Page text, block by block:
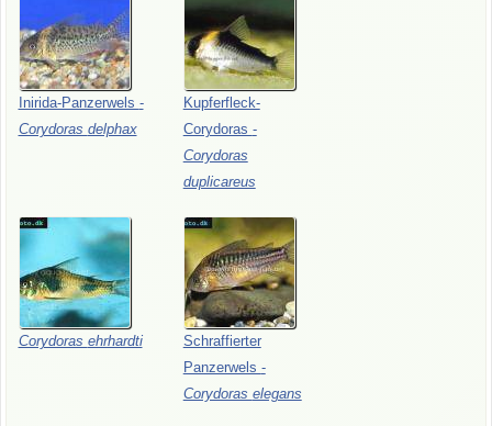
Inirida-Panzerwels -
Corydoras delphax
Kupferfleck-
Corydoras -
Corydoras
duplicareus
Corydoras ehrhardti
Schraffierter
Panzerwels -
Corydoras elegans